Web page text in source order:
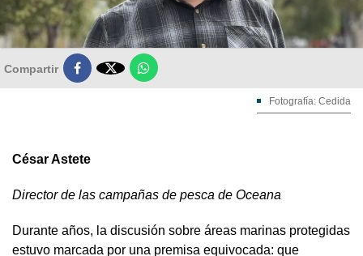
Compartir 
Fotografía: Cedida
César Astete
Director de las campañas de pesca de Oceana
Durante años, la discusión sobre áreas marinas protegidas
estuvo marcada por una premisa equivocada: que